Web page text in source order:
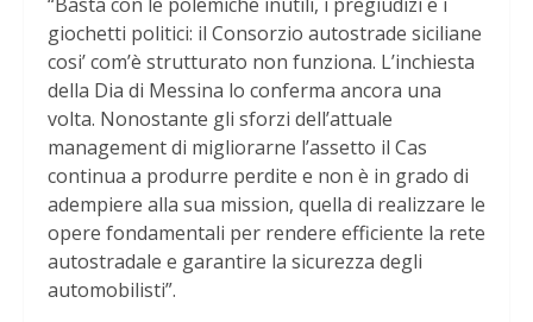
giochetti politici: il Consorzio autostrade siciliane
cosi’ com’è strutturato non funziona. L’inchiesta
della Dia di Messina lo conferma ancora una
volta. Nonostante gli sforzi dell’attuale
management di migliorarne l’assetto il Cas
continua a produrre perdite e non è in grado di
adempiere alla sua mission, quella di realizzare le
opere fondamentali per rendere efficiente la rete
autostradale e garantire la sicurezza degli
automobilisti”.